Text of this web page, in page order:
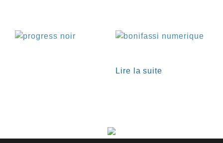
Lire la suite